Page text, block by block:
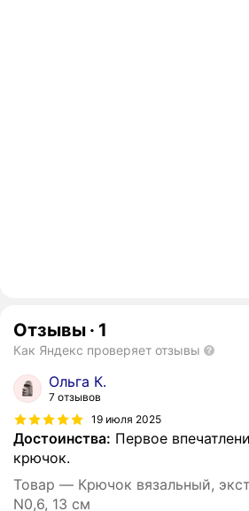
Отзывы · 1
Как Яндекс проверяет отзывы
Ольга К.
7 отзывов
19 июля 2025
Достоинства: Первое
крючок.
Товар — Крючок вязальный,
N0,6, 13 см